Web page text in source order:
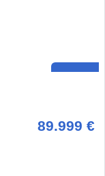
89.999 €